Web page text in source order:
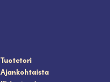
Tuotetori
Ajankohtaista